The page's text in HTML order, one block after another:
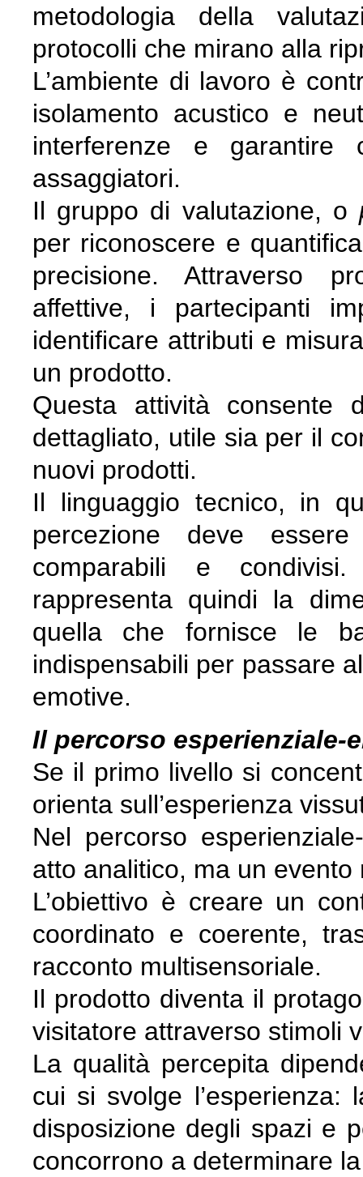
metodologia della
protocolli che mirano alla
L’ambiente di lavoro è
isolamento acustico e
interferenze e
assaggiatori.
Il gruppo di valutazione, o
per riconoscere e
precisione. Attraverso
affettive, i partecipanti
identificare attributi e
un prodotto.
Questa attività consente
dettagliato, utile sia per il
nuovi prodotti.
Il linguaggio tecnico, in
percezione deve
comparabili e
rappresenta quindi la
quella che fornisce le
indispensabili per passare
emotive.
Il percorso esperienziale-
Se il primo livello si
orienta sull’esperienza
Nel percorso
atto analitico, ma un
L’obiettivo è creare un
coordinato e coerente,
racconto multisensoriale.
Il prodotto diventa il
visitatore attraverso stimoli
La qualità percepita
cui si svolge
disposizione degli spazi e
concorrono a determinare